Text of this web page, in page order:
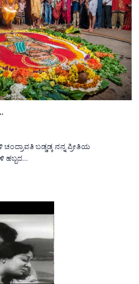
ಚಂದ್ರಾವತಿ ಬಡ್ಡಡ್ಕ ನನ್ನ ಪ್ರೀತಿಯ
ಹಬ್ಬದ…